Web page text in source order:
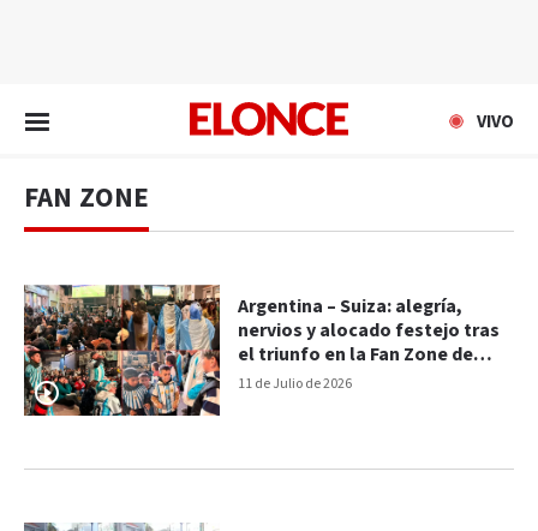
VIVO
FAN ZONE
11 de Julio de 2026
Argentina – Suiza: alegría,
nervios y alocado festejo tras
el triunfo en la Fan Zone de
Paraná